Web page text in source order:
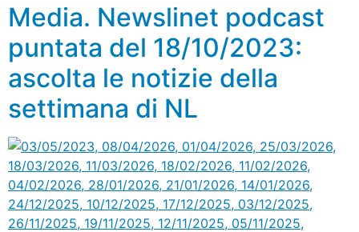
Media. Newslinet podcast
puntata del 18/10/2023:
ascolta le notizie della
settimana di NL